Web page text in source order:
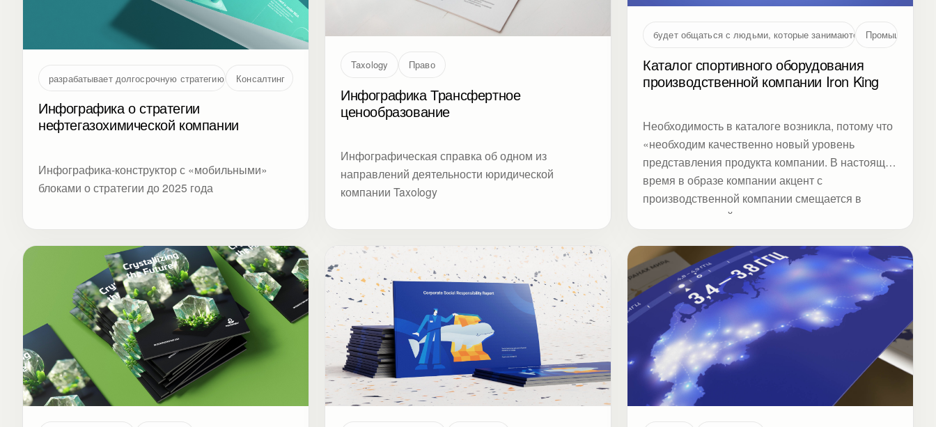
разрабатывает долгосрочную стратегию Консалтинг
Инфографика о стратегии
нефтегазохимической компании
Инфографика-конструктор с «мобильными»
блоками о стратегии до 2025 года
Taxology Право
Инфографика Трансфертное
ценообразование
Инфографическая справка об одном из
направлений деятельности юридической
компании Taxology
будет общаться с людьми, которые занимаются
Каталог спортивного оборудования
производственной компании Iron King
Необходимость в каталоге возникла, потому что
«необходим качественно новый уровень
представления продукта компании. В настоящее
время в образе компании акцент с
производственной компании смещается в
сторону торговой»